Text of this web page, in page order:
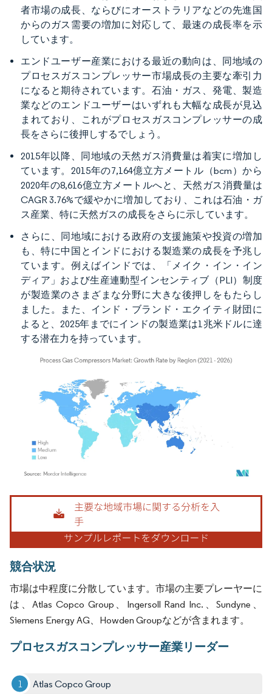
者市場の成長、ならびにオーストラリアなどの先進国
からのガス需要の増加に対応して、最速の成長率を示
しています。
エンドユーザー産業における最近の動向は、同地域の
プロセスガスコンプレッサー市場成長の主要な牽引力
になると期待されています。石油・ガス、発電、製造
業などのエンドユーザーはいずれも大幅な成長が見込
まれており、これがプロセスガスコンプレッサーの成
長をさらに後押しするでしょう。
2015年以降、同地域の天然ガス消費量は着実に増加し
ています。2015年の7,164億立方メートル（bcm）から
2020年の8,616億立方メートルへと、天然ガス消費量は
CAGR 3.76%で緩やかに増加しており、これは石油・ガ
ス産業、特に天然ガスの成長をさらに示しています。
さらに、同地域における政府の支援施策や投資の増加
も、特に中国とインドにおける製造業の成長を予兆し
ています。例えばインドでは、「メイク・イン・イン
ディア」および生産連動型インセンティブ（PLI）制度
が製造業のさまざまな分野に大きな後押しをもたらし
ました。また、インド・ブランド・エクイティ財団に
よると、2025年までにインドの製造業は1兆米ドルに達
する潜在力を持っています。
画像 © Mordor Intelligence。再利用にはCC BY 4.0の表示が必要です。
競合状況
市場は中程度に分散しています。市場の主要プレーヤーに
は、Atlas Copco Group、Ingersoll Rand Inc.、Sundyne、
Siemens Energy AG、Howden Groupなどが含まれます。
プロセスガスコンプレッサー産業リーダー
Atlas Copco Group